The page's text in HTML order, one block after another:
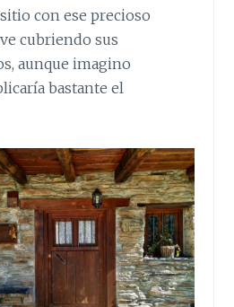
con ese precioso
cubriendo sus
aunque imagino
bastante el